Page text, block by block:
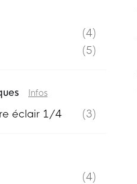
4
5
Infos
éclair 1/4 3
4